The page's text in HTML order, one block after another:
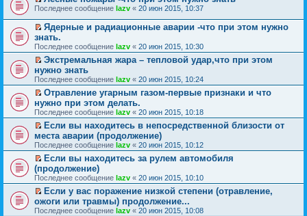
с
о
о
б
щ
е
н
и
ю
т
н
о
м
у
о
о
б
е
н
и
р
ч
т
а
н
о
м
у
о
о
б
е
н
и
у
н
е
п
р
о
ч
и
т
а
н
н
о
м
у
с
о
о
б
щ
е
н
и
ю
в
м
у
н
е
п
р
о
ч
и
т
а
н
н
о
м
у
с
о
о
б
щ
е
н
и
к
п
е
р
в
о
м
у
н
е
п
р
о
ч
и
а
н
н
о
м
у
с
о
о
б
е
й
т
и
к
п
е
р
в
о
м
у
н
е
п
р
о
ч
и
а
н
н
о
м
у
П
р
е
й
т
и
к
п
е
р
в
о
м
у
н
е
п
р
о
ч
и
т
а
н
н
Последнее сообщение lazv « 20 июн 2015, 10:37
П
е
р
е
й
т
и
к
п
е
р
в
о
м
у
н
е
п
р
о
ч
и
Ядерные и радиационные аварии -что при этом нужно
знать.
Последнее сообщение lazv « 20 июн 2015, 10:30
П
е
р
е
й
т
и
к
п
е
р
в
о
м
у
н
е
п
Экстремальная жара – тепловой удар,что при этом
нужно знать
Последнее сообщение lazv « 20 июн 2015, 10:24
П
е
р
е
й
т
и
к
п
е
р
в
о
м
Отравление угарным газом-первые признаки и что
нужно при этом делать.
Последнее сообщение lazv « 20 июн 2015, 10:18
П
е
р
е
й
т
и
к
п
е
Если вы находитесь в непосредственной близости от
места аварии (продолжение)
Последнее сообщение lazv « 20 июн 2015, 10:12
П
е
р
е
й
т
Если вы находитесь за рулем автомобиля
(продолжение)
Последнее сообщение lazv « 20 июн 2015, 10:10
П
е
Если у вас поражение низкой степени (отравление,
ожоги или травмы) продолжение...
Последнее сообщение lazv « 20 июн 2015, 10:08